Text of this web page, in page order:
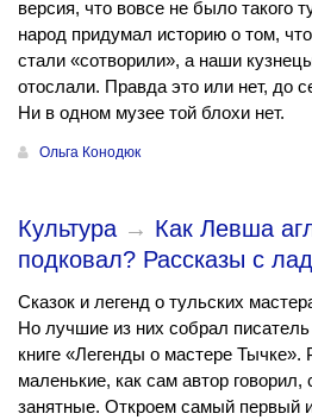
версия, что вовсе не было такого
народ придумал историю о том,
стали «сотворили», а наши
отослали. Правда это или нет, до
Ни в одном музее той блохи нет.
Ольга Конодюк
Культура → Как Левша
подковал? Рассказы с
Сказок и легенд о тульских
Но лучшие из них собрал
книге «Легенды о мастере Тычке».
маленькие, как сам автор
занятные. Откроем самый первый